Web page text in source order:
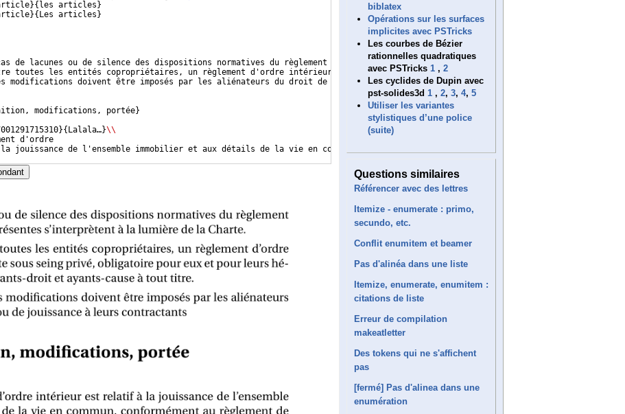
}{ les articles }
}{ Les articles }
de lacunes ou de silence des dispositions normatives du règlement d'ordre intérieur, les présentes s'interprètent à la lumière
toutes les entités copropriétaires, un règlement d'ordre intérieur, établi par acte sous seing privé, obligatoire pour eux et
modifications doivent être imposés par les aliénateurs du droit de propriété ou de jouissance à leurs contractants
modifications, portée}
}{ Lalala…}\\
d'ordre
de l'ensemble immobilier et aux détails de la vie en commun, conformément au règlement de copropriété.
biblatex
Opérations sur les surfaces
implicites avec PSTricks
Les courbes de Bézier
rationnelles quadratiques
avec PSTricks 1 , 2
Les cyclides de Dupin avec
pst-solides3d 1 , 2, 3, 4, 5
Utiliser les variantes
stylistiques d’une police
(suite)
Questions similaires
Référencer avec des lettres
Itemize - enumerate : primo,
secundo, etc.
Conflit enumitem et beamer
Pas d'alinéa dans une liste
Itemize, enumerate, enumitem :
citations de liste
Erreur de compilation
makeatletter
Des tokens qui ne s'affichent
pas
[fermé] Pas d'alinea dans une
enumération